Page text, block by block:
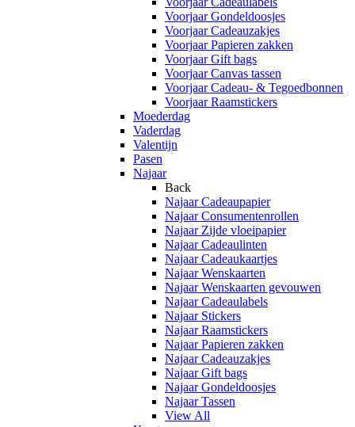
Voorjaar Gondeldoosjes
Voorjaar Cadeauzakjes
Voorjaar Papieren zakken
Voorjaar Gift bags
Voorjaar Canvas tassen
Voorjaar Cadeau- & Tegoedbonnen
Voorjaar Raamstickers
Moederdag
Vaderdag
Valentijn
Pasen
Najaar
Back
Najaar Cadeaupapier
Najaar Consumentenrollen
Najaar Zijde vloeipapier
Najaar Cadeaulinten
Najaar Cadeaukaartjes
Najaar Wenskaarten
Najaar Wenskaarten gevouwen
Najaar Cadeaulabels
Najaar Stickers
Najaar Raamstickers
Najaar Papieren zakken
Najaar Cadeauzakjes
Najaar Gift bags
Najaar Gondeldoosjes
Najaar Tassen
View All